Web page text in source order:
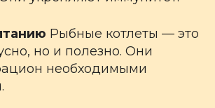
Рыбные котлеты — это
но и полезно. Они
необходимыми